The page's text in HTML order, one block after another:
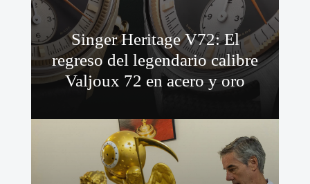
Singer Heritage V72: El
regreso del legendario calibre
Valjoux 72 en acero y oro